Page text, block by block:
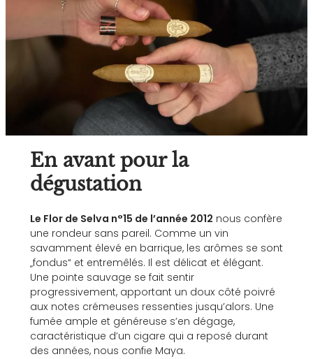
En avant pour la
dégustation
Le Flor de Selva n°15 de l’année 2012 nous confère
une rondeur sans pareil. Comme un vin
savamment élevé en barrique, les arômes se sont
„fondus“ et entremêlés. Il est délicat et élégant.
Une pointe sauvage se fait sentir
progressivement, apportant un doux côté poivré
aux notes crémeuses ressenties jusqu’alors. Une
fumée ample et généreuse s’en dégage,
caractéristique d’un cigare qui a reposé durant
des années, nous confie Maya.